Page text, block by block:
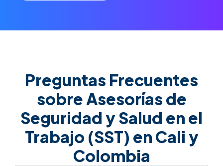
Preguntas Frecuentes
sobre Asesorías de
Seguridad y Salud en el
Trabajo (SST) en Cali y
Colombia